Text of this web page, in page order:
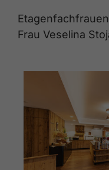
Frau Veselina